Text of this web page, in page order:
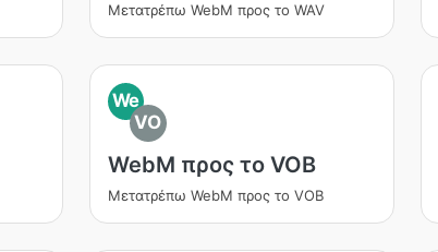
Μετατρέπω WebM προς το WAV
We
VO
WebM προς το VOB
Μετατρέπω WebM προς το VOB